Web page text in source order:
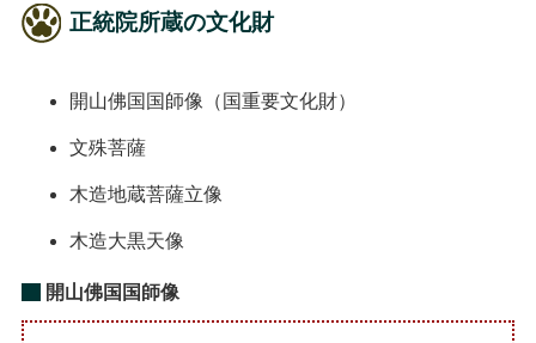
正統院所蔵の文化財
開山佛国国師像（国重要文化財）
文殊菩薩
木造地蔵菩薩立像
木造大黒天像
開山佛国国師像